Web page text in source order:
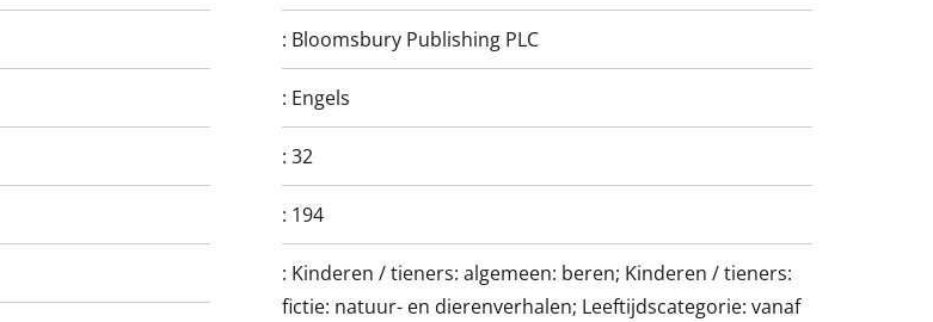
: Bloomsbury Publishing PLC
: Engels
:32
: 194
: Kinderen / tieners: algemeen: beren; Kinderen / tieners:
fictie: natuur- en dierenverhalen; Leeftijdscategorie: vanaf